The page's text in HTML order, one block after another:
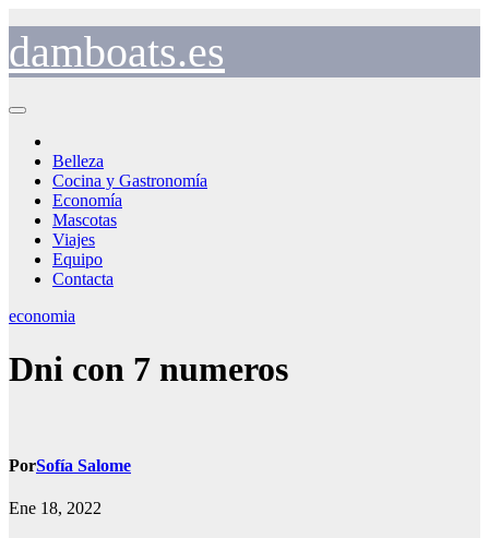
contenido
damboats.es
Belleza
Cocina y Gastronomía
Economía
Mascotas
Viajes
Equipo
Contacta
economia
Dni con 7 numeros
PorSofía Salome
Ene 18, 2022